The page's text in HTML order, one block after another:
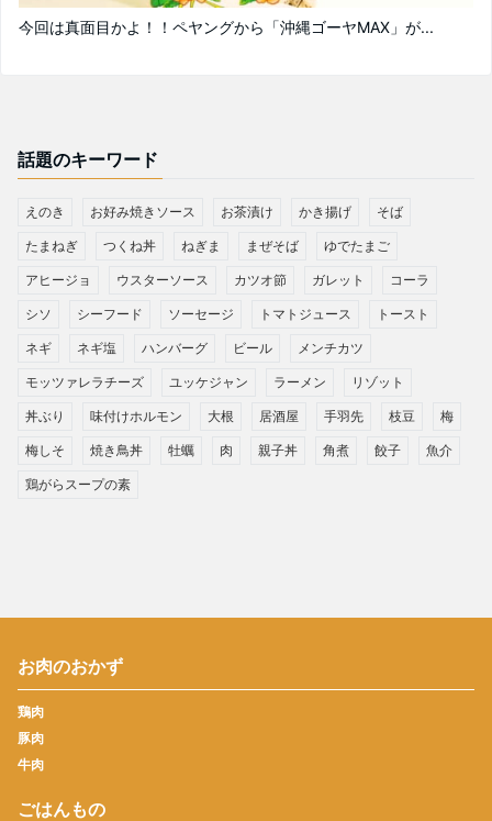
今回は真面目かよ！！ペヤングから「沖縄ゴーヤMAX」が...
話題のキーワード
えのき お好み焼きソース お茶漬け かき揚げ そば
たまねぎ つくね丼 ねぎま まぜそば ゆでたまご
アヒージョ ウスターソース カツオ節 ガレット コーラ
シソ シーフード ソーセージ トマトジュース トースト
ネギ ネギ塩 ハンバーグ ビール メンチカツ
モッツァレラチーズ ユッケジャン ラーメン リゾット
丼ぶり 味付けホルモン 大根 居酒屋 手羽先 枝豆 梅
梅しそ 焼き鳥丼 牡蠣 肉 親子丼 角煮 餃子 魚介
鶏がらスープの素
お肉のおかず
鶏肉
豚肉
牛肉
ごはんもの